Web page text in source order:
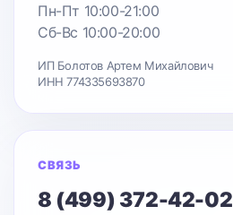
Пн-Пт 10:00-21:00
Сб-Вс 10:00-20:00
ИП Болотов Артем Михайлович
ИНН 774335693870
СВЯЗЬ
8 (499) 372-42-02